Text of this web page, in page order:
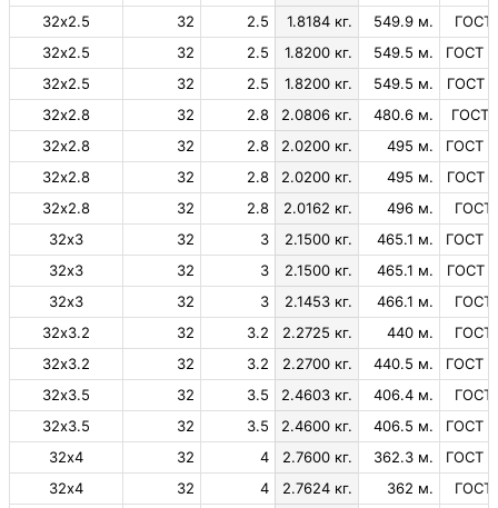
32х2.5
32 2.5 1.8184 кг. 549.9 м.
ГОСТ
32х2.5
32 2.5 1.8200 кг. 549.5 м.
ГОСТ
32х2.5
32 2.5 1.8200 кг. 549.5 м.
ГОСТ
32х2.8
32 2.8 2.0806 кг. 480.6 м.
ГОСТ
32х2.8
32 2.8 2.0200 кг. 495 м.
ГОСТ
32х2.8
32 2.8 2.0200 кг. 495 м.
ГОСТ
32х2.8
32 2.8 2.0162 кг. 496 м.
ГОСТ
32х3
32 3 2.1500 кг. 465.1 м.
ГОСТ
32х3
32 3 2.1500 кг. 465.1 м.
ГОСТ
32х3
32 3 2.1453 кг. 466.1 м.
ГОСТ
32х3.2
32 3.2 2.2725 кг. 440 м.
ГОСТ
32х3.2
32 3.2 2.2700 кг. 440.5 м.
ГОСТ
32х3.5
32 3.5 2.4603 кг. 406.4 м.
ГОСТ
32х3.5
32 3.5 2.4600 кг. 406.5 м.
ГОСТ
32х4
32 4 2.7600 кг. 362.3 м.
ГОСТ
32х4
32 4 2.7624 кг. 362 м.
ГОСТ